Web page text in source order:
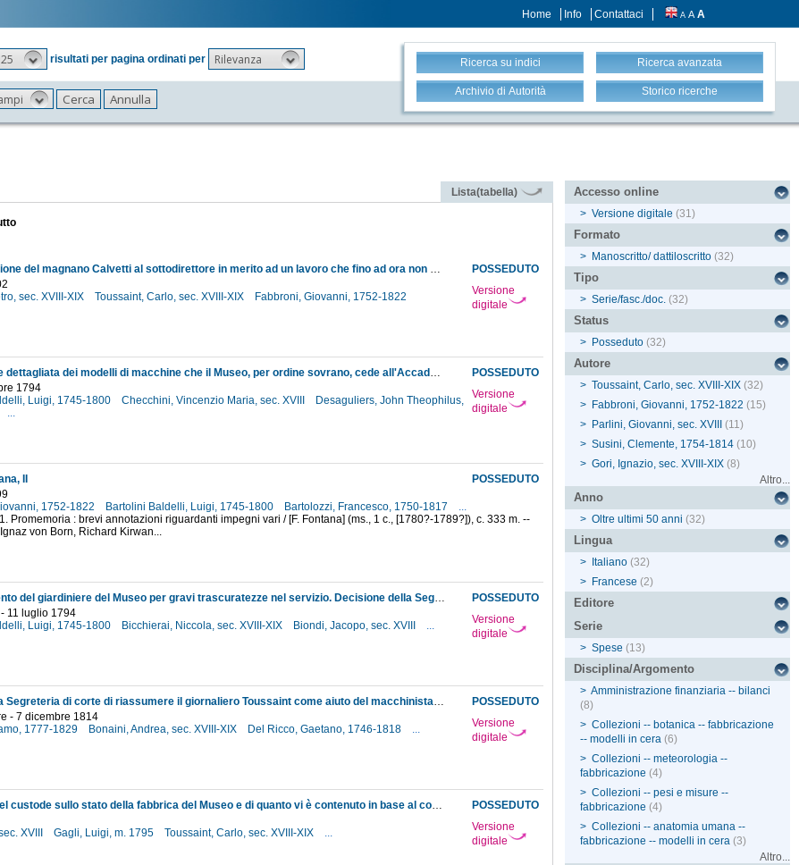
Home Info Contattaci A A A
25 risultati per pagina ordinati per Rilevanza Ricerca su indici Ricerca avanzata
Archivio di Autorità Storico ricerche
Lista(tabella)
POSSEDUTO
Versione
digitale
Comunicazione del magnano Calvetti al sottodirettore in merito ad un lavoro che fino ad ora non ha potuto eseguire a causa di una malattia
sec. XVIII-XIX
Toussaint, Carlo, sec. XVIII-XIX
Fabbroni, Giovanni, 1752-1822
POSSEDUTO
Versione
digitale
Descrizione dettagliata dei modelli di macchine che il Museo, per ordine sovrano, cede all'Accademia delle Belle Arti
1794
Luigi, 1745-1800
Checchini, Vincenzio Maria, sec. XVIII
Desaguliers, John Theophilus,
...
POSSEDUTO
II
1752-1822
Bartolini Baldelli, Luigi, 1745-1800 Bartolozzi, Francesco, 1750-1817
...
Promemoria : brevi annotazioni riguardanti impegni vari / [F. Fontana] (ms., 1 c., [1780?-1789?]), c. 333 m. --
von Born, Richard Kirwan...
POSSEDUTO
Versione
digitale
Licenziamento del giardiniere del Museo per gravi trascuratezze nel servizio. Decisione della Segreteria della corona di non procedere ad una sostituzione stabile, ma di assumere come giornaliero Pezzati Luigi, per poterne valutare l'operato in vista della copertura definitiva dell'impiego
11 luglio 1794
Luigi, 1745-1800
Bicchierai, Niccola, sec. XVIII-XIX Biondi, Jacopo, sec. XVIII
...
POSSEDUTO
Versione
digitale
Ordine della Segreteria di corte di riassumere il giornaliero Toussaint come aiuto del macchinista Gori; viene mantenuto in servizio anche l'altro lavorante in metalli, purché, oltre che occuparsi delle macchine e degli strumenti, si presti anche come aiuto dei serventi
- 7 dicembre 1814
1777-1829
Bonaini, Andrea, sec. XVIII-XIX Del Ricco, Gaetano, 1746-1818
...
POSSEDUTO
Versione
digitale
Rapporto del custode sullo stato della fabbrica del Museo e di quanto vi è contenuto in base al controllo effettuato nel mese di luglio del 1793
XVIII
Gagli, Luigi, m. 1795 Toussaint, Carlo, sec. XVIII-XIX
...
Accesso online
> Versione digitale (31)
Formato
> Manoscritto/ dattiloscritto (32)
Tipo
> Serie/fasc./doc. (32)
Status
> Posseduto (32)
Autore
> Toussaint, Carlo, sec. XVIII-XIX (32)
> Fabbroni, Giovanni, 1752-1822 (15)
> Parlini, Giovanni, sec. XVIII
(11)
> Susini, Clemente, 1754-1814 (10)
> Gori, Ignazio, sec. XVIII-XIX (8)
Altro...
Anno
> Oltre ultimi 50 anni (32)
Lingua
> Italiano (32)
> Francese (2)
Editore
Serie
> Spese (13)
Disciplina/Argomento
> Amministrazione finanziaria -- bilanci
(8)
> Collezioni -- botanica -- fabbricazione
-- modelli in cera (6)
> Collezioni -- meteorologia --
fabbricazione (4)
> Collezioni -- pesi e misure --
fabbricazione (4)
> Collezioni -- anatomia umana --
fabbricazione -- modelli in cera (3)
Altro...